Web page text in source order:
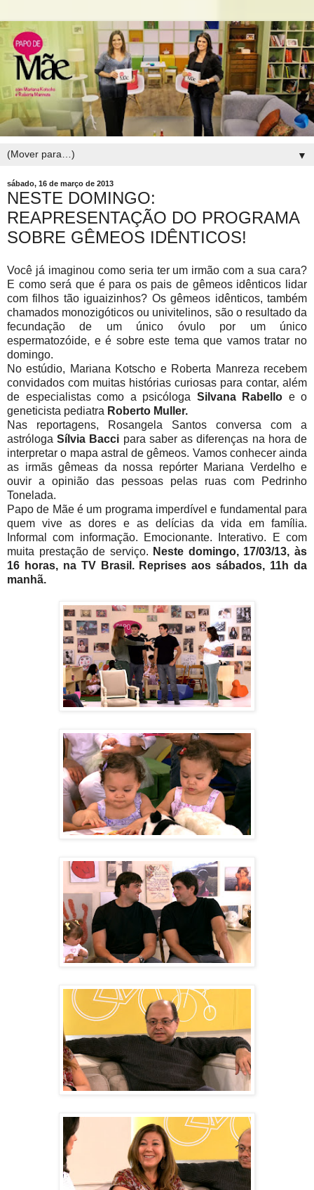
▼
sábado, 16 de março de 2013
NESTE DOMINGO:
REAPRESENTAÇÃO DO PROGRAMA
SOBRE GÊMEOS IDÊNTICOS!
Você já imaginou como seria ter um irmão com a sua cara?
E como será que é para os pais de gêmeos idênticos lidar
com filhos tão iguaizinhos? Os gêmeos idênticos, também
chamados monozigóticos ou univitelinos, são o resultado da
fecundação de um único óvulo por um único
espermatozóide, e é sobre este tema que vamos tratar no
domingo.
No estúdio, Mariana Kotscho e Roberta Manreza recebem
convidados com muitas histórias curiosas para contar, além
de especialistas como a psicóloga Silvana Rabello e o
geneticista pediatra Roberto Muller.
Nas reportagens, Rosangela Santos conversa com a
astrólogaSílvia Bacci para saber as diferenças na hora de
interpretar o mapa astral de gêmeos. Vamos conhecer ainda
as irmãs gêmeas da nossa repórter Mariana Verdelho e
ouvir a opinião das pessoas pelas ruas com Pedrinho
Tonelada.
Papo de Mãe é um programa imperdível e fundamental para
quem vive as dores e as delícias da vida em família.
Informal com informação. Emocionante. Interativo. E com
muita prestação de serviço. Neste domingo, 17/03/13, às
16 horas, na TV Brasil. Reprises aos sábados, 11h da
manhã.